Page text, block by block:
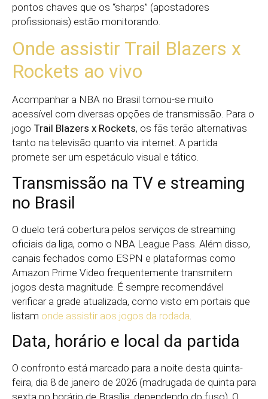
pontos chaves que os “sharps” (apostadores
profissionais) estão monitorando.
Onde assistir Trail Blazers x
Rockets ao vivo
Acompanhar a NBA no Brasil tornou-se muito
acessível com diversas opções de transmissão. Para o
jogo Trail Blazers x Rockets, os fãs terão alternativas
tanto na televisão quanto via internet. A partida
promete ser um espetáculo visual e tático.
Transmissão na TV e streaming
no Brasil
O duelo terá cobertura pelos serviços de streaming
oficiais da liga, como o NBA League Pass. Além disso,
canais fechados como ESPN e plataformas como
Amazon Prime Video frequentemente transmitem
jogos desta magnitude. É sempre recomendável
verificar a grade atualizada, como visto em portais que
listam onde assistir aos jogos da rodada
Data, horário e local da partida
O confronto está marcado para a noite desta quinta-
feira, dia 8 de janeiro de 2026 (madrugada de quinta para
sexta no horário de Brasília, dependendo do fuso). O